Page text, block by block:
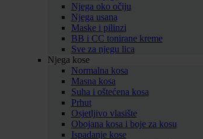
Njega oko očiju
Njega usana
Maske i pilinzi
BB i CC tonirane kreme
Sve za njegu lica
Njega kose
Normalna kosa
Masna kosa
Suha i oštećena kosa
Prhut
Osjetljivo vlasište
Obojana kosa i boje za kosu
Ispadanje kose